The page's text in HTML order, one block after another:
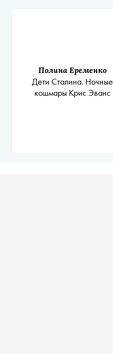
Полина Еременко
Дети Сталина. Ночные
кошмары Крис Эванс